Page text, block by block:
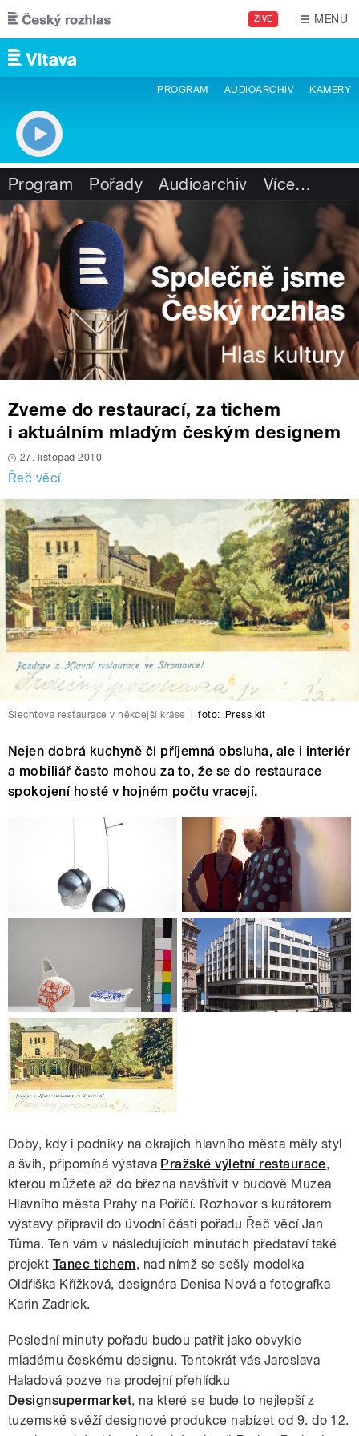
Přejít k hlavnímu obsahu
ŽIVĚ MENU
PROGRAM AUDIOARCHIV KAMERY
Program Pořady Audioarchiv Více…
Zveme do restaurací, za tichem
i aktuálním mladým českým designem
27. listopad 2010
Řeč věcí
Šlechtova restaurace v někdejší kráse foto: Press kit
Nejen dobrá kuchyně či příjemná obsluha, ale i interiér
a mobiliář často mohou za to, že se do restaurace
spokojení hosté v hojném počtu vracejí.
Doby, kdy i podniky na okrajích hlavního města měly styl
a švih, připomíná výstava Pražské výletní restaurace,
kterou můžete až do března navštívit v budově Muzea
Hlavního města Prahy na Poříčí. Rozhovor s kurátorem
výstavy připravil do úvodní části pořadu Řeč věcí Jan
Tůma. Ten vám v následujících minutách představí také
projekt Tanec tichem, nad nímž se sešly modelka
Oldřiška Křížková, designéra Denisa Nová a fotografka
Karin Zadrick.
Poslední minuty pořadu budou patřit jako obvykle
mladému českému designu. Tentokrát vás Jaroslava
Haladová pozve na prodejní přehlídku
Designsupermarket, na které se bude to nejlepší z
tuzemské svěží designové produkce nabízet od 9. do 12.